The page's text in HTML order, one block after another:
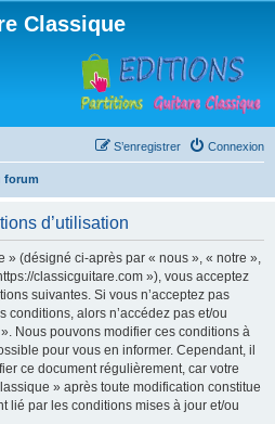
Classique
Connexion
S’enregistrer
forum
d’utilisation
» (désigné ci-après par « nous », « notre »,
classicguitare.com »), vous acceptez
suivantes. Si vous n’acceptez pas
conditions, alors n’accédez pas et/ou
Nous pouvons modifier ces conditions à
pour vous en informer. Cependant, il
ce document régulièrement, car votre
» après toute modification constitue
lié par les conditions mises à jour et/ou